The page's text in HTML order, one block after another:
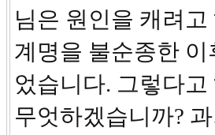
님은 원인을 캐려
계명을 불순종한
었습니다. 그렇다
무엇하겠습니까?